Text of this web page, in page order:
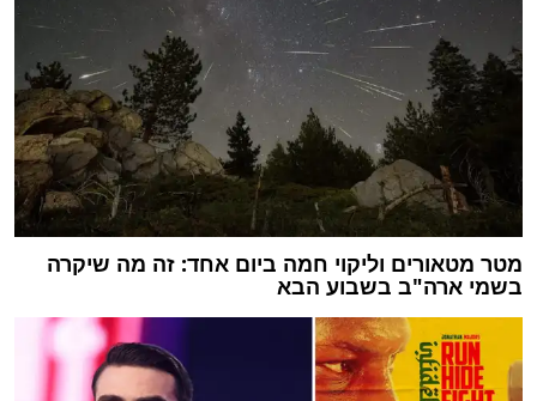
מטר מטאורים וליקוי חמה ביום אחד: זה מה שיקרה
בשמי ארה"ב בשבוע הבא